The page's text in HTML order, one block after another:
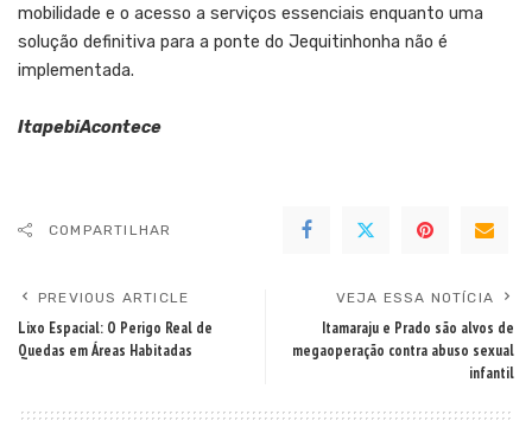
mobilidade e o acesso a serviços essenciais enquanto uma
solução definitiva para a ponte do Jequitinhonha não é
implementada.
ItapebiAcontece
COMPARTILHAR
PREVIOUS ARTICLE
Lixo Espacial: O Perigo Real de
Quedas em Áreas Habitadas
VEJA ESSA NOTÍCIA
Itamaraju e Prado são alvos de
megaoperação contra abuso sexual
infantil